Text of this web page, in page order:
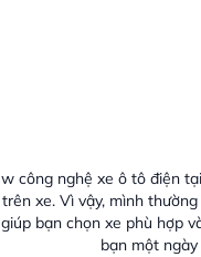
công nghệ xe ô tô điện
xe. Vì vậy, mình
bạn chọn xe phù hợp
bạn một